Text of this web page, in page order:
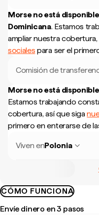
Morse no está
Dominicana. Estamos
ampliar nuestra
sociales para ser el
Comisión de
Morse no está
Estamos trabajando
cobertura, así que siga
primero en enterarse de
Viven enPolonia
CÓMO FUNCIONA
Envíe dinero en 3 pasos